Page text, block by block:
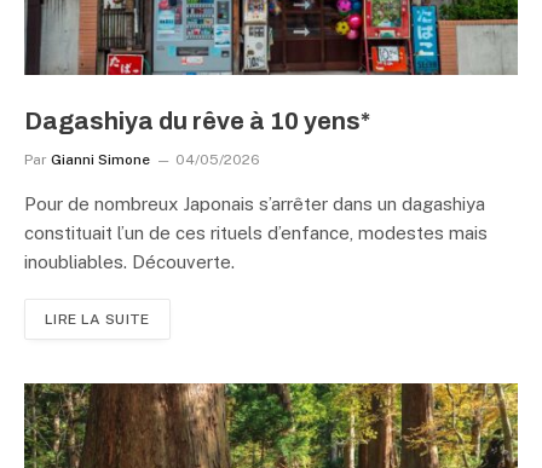
Dagashiya du rêve à 10 yens*
Par Gianni Simone 04/05/2026
Pour de nombreux Japonais s’arrêter dans un dagashiya
constituait l’un de ces rituels d’enfance, modestes mais
inoubliables. Découverte.
LIRE LA SUITE